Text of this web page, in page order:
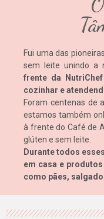
Fui uma das
sem leite unindo a
frente da
cozinhar e
Foram centenas de
estamos também
à frente do Café de
glúten e sem leite.
Durante todos
em casa e
como pães,